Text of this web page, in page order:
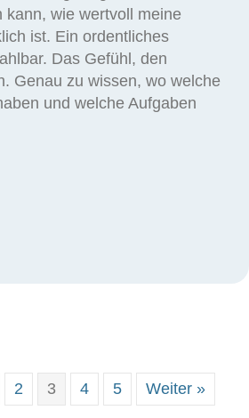
kann, wie wertvoll meine
ist. Ein ordentliches
Das Gefühl, den
Genau zu wissen, wo welche
und welche Aufgaben
2 3 4 5 Weiter »